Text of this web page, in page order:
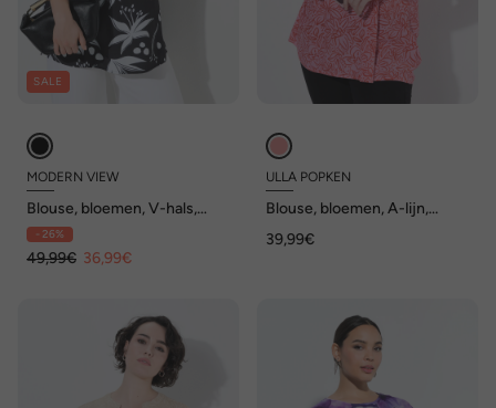
SALE
MODERN VIEW
Blouse, bloemen, V-hals,
sierplooi, korte mouwen
- 26%
49,99€ 36,99€
ULLA POPKEN
Blouse, bloemen, A-lijn,
39,99€